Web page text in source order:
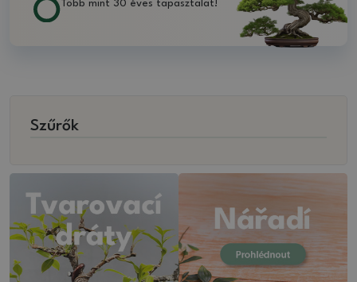
Szűrők
Több mint 30 éves tapasztalat!